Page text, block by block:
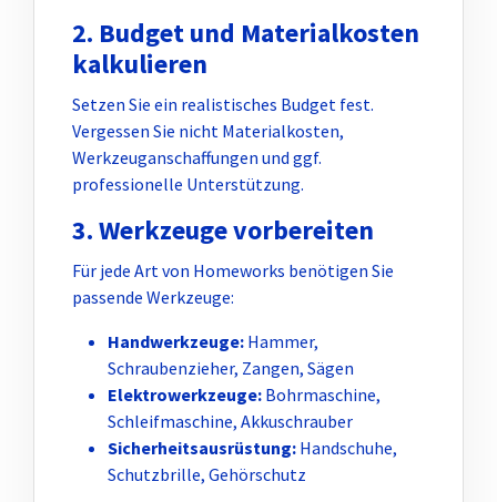
2. Budget und Materialkosten
kalkulieren
Setzen Sie ein realistisches Budget fest.
Vergessen Sie nicht Materialkosten,
Werkzeuganschaffungen und ggf.
professionelle Unterstützung.
3. Werkzeuge vorbereiten
Für jede Art von Homeworks benötigen Sie
passende Werkzeuge:
Handwerkzeuge: Hammer,
Schraubenzieher, Zangen, Sägen
Elektrowerkzeuge: Bohrmaschine,
Schleifmaschine, Akkuschrauber
Sicherheitsausrüstung: Handschuhe,
Schutzbrille, Gehörschutz